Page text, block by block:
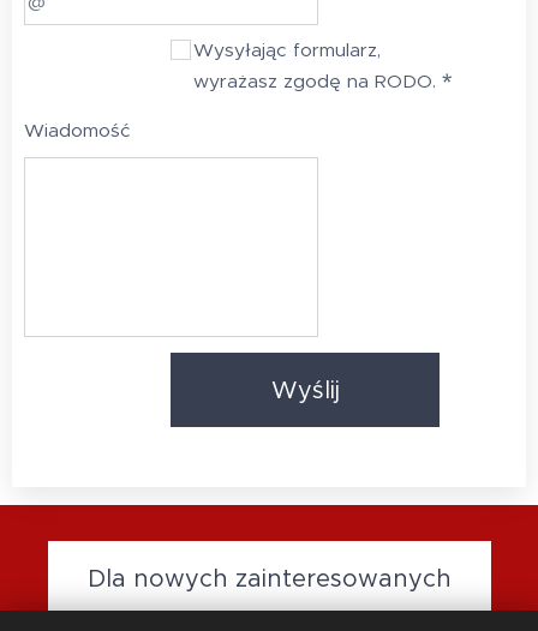
Wysyłając formularz,
wyrażasz zgodę na RODO.
Wiadomość
Wyślij
Dla nowych zainteresowanych